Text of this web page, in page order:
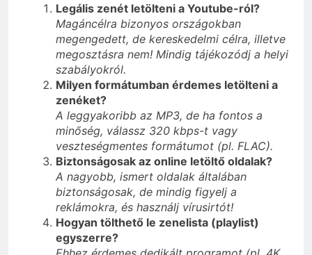
Legális zenét letölteni a Youtube-ról?
Magáncélra bizonyos országokban
megengedett, de kereskedelmi célra, illetve
megosztásra nem! Mindig tájékozódj a helyi
szabályokról.
Milyen formátumban érdemes letölteni a
zenéket?
A leggyakoribb az MP3, de ha fontos a
minőség, válassz 320 kbps-t vagy
veszteségmentes formátumot (pl. FLAC).
Biztonságosak az online letöltő oldalak?
A nagyobb, ismert oldalak általában
biztonságosak, de mindig figyelj a
reklámokra, és használj vírusirtót!
Hogyan tölthető le zenelista (playlist)
egyszerre?